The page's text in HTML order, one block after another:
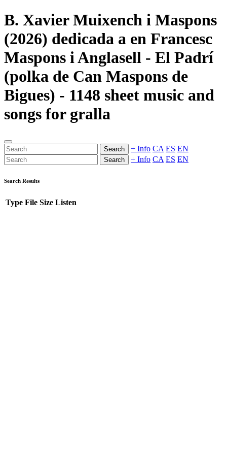
B. Xavier Muixench i Maspons
(2026) dedicada a en Francesc
Maspons i Anglasell - El Padrí
(polka de Can Maspons de
Bigues) - 1148 sheet music and
songs for gralla
Search + Info CA ES EN
Search + Info CA ES EN
Search Results
Type File Size Listen